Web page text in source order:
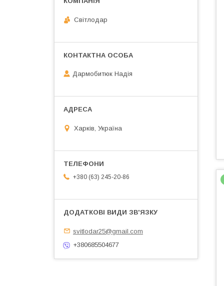
Світлодар
Дармобитюк Надія
Харків, Україна
+380 (63) 245-20-86
svitlodar25@gmail.com
+380685504677